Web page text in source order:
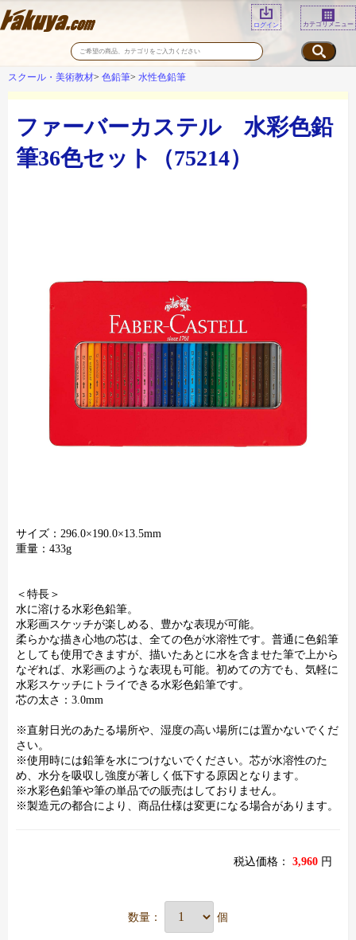
ログイン カテゴリメニュー
スクール・美術教材 色鉛筆 水性色鉛筆
ファーバーカステル 水彩色鉛
筆36色セット（75214）
サイズ：296.0×190.0×13.5mm
重量：433g
＜特長＞
水に溶ける水彩色鉛筆。
水彩画スケッチが楽しめる、豊かな表現が可能。
柔らかな描き心地の芯は、全ての色が水溶性です。普通に色鉛筆
としても使用できますが、描いたあとに水を含ませた筆で上から
なぞれば、水彩画のような表現も可能。初めての方でも、気軽に
水彩スケッチにトライできる水彩色鉛筆です。
芯の太さ：3.0mm
※直射日光のあたる場所や、湿度の高い場所には置かないでくだ
さい。
※使用時には鉛筆を水につけないでください。芯が水溶性のた
め、水分を吸収し強度が著しく低下する原因となります。
※水彩色鉛筆や筆の単品での販売はしておりません。
※製造元の都合により、商品仕様は変更になる場合があります。
税込価格： 3,960 円
数量： 個